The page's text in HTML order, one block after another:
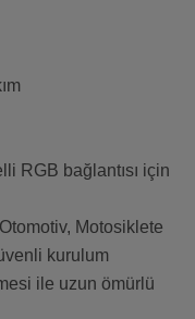
RGB bağlantısı için
Motosiklete
kurulum
ile uzun ömürlü